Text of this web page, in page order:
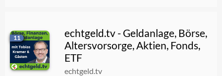
11
echtgeld.tv - Geldanlage, Börse,
Altersvorsorge, Aktien, Fonds,
ETF
echtgeld.tv